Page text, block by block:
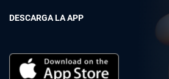
DESCARGA LA APP